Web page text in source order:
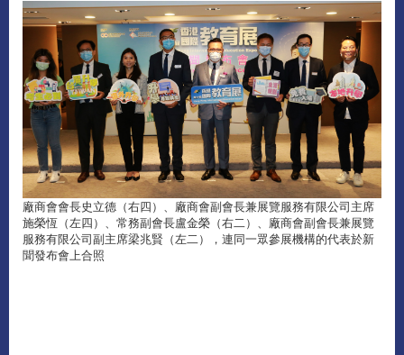
廠商會會長史立德（右四）、廠商會副會長兼展覽服務有限公司主席
施榮恆（左四）、常務副會長盧金榮（右二）、廠商會副會長兼展覽
服務有限公司副主席梁兆賢（左二），連同一眾參展機構的代表於新
聞發布會上合照